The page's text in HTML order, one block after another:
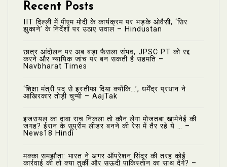
Recent Posts
IIT दिल्ली में पीएम मोदी के कार्यक्रम पर भड़के ओवैसी, ‘सिर
झुकाने’ के निर्देशों पर उठाए सवाल – Hindustan
छात्र आंदोलन पर अब बड़ा फैसला संभव, JPSC PT को रद्द
करने और न्यायिक जांच पर बन सकती है सहमति –
Navbharat Times
‘शिक्षा मंत्री पद से इस्तीफा दिया क्योंकि…’, धर्मेंद्र प्रधान ने
आखिरकार तोड़ी चुप्पी – AajTak
इजरायल का दावा सच निकला तो कौन लेगा मोजतबा खामेनेई की
जगह? ईरान के सुप्रीम लीडर बनने की रेस में तैर रहे ये … –
News18 Hindi
मक्का समझौता: भारत ने अगर ऑपरेशन सिंदूर की तरह कोई
कार्रवाई की तो क्या तुर्की और सऊदी पाकिस्तान का साथ देंगे? –